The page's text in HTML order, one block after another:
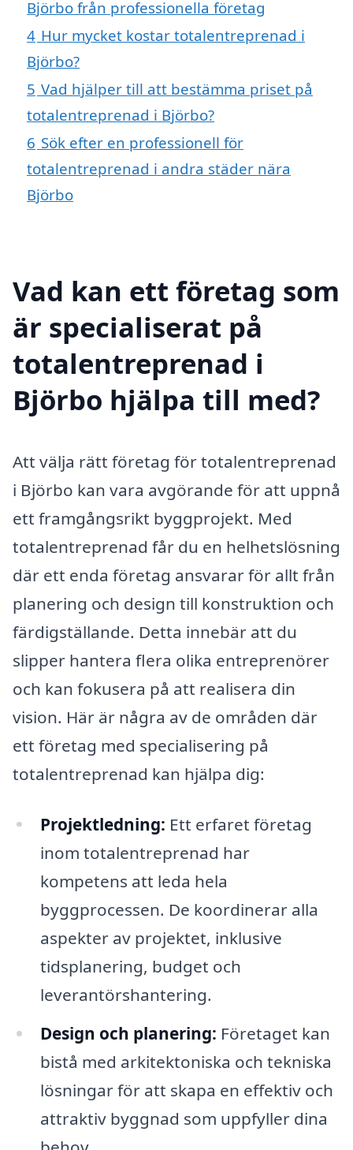
Björbo från professionella företag
4 Hur mycket kostar totalentreprenad i
Björbo?
5 Vad hjälper till att bestämma priset på
totalentreprenad i Björbo?
6 Sök efter en professionell för
totalentreprenad i andra städer nära
Björbo
Vad kan ett företag som
är specialiserat på
totalentreprenad i
Björbo hjälpa till med?
Att välja rätt företag för totalentreprenad
i Björbo kan vara avgörande för att uppnå
ett framgångsrikt byggprojekt. Med
totalentreprenad får du en helhetslösning
där ett enda företag ansvarar för allt från
planering och design till konstruktion och
färdigställande. Detta innebär att du
slipper hantera flera olika entreprenörer
och kan fokusera på att realisera din
vision. Här är några av de områden där
ett företag med specialisering på
totalentreprenad kan hjälpa dig:
Projektledning: Ett erfaret företag
inom totalentreprenad har
kompetens att leda hela
byggprocessen. De koordinerar alla
aspekter av projektet, inklusive
tidsplanering, budget och
leverantörshantering.
Design och planering: Företaget kan
bistå med arkitektoniska och tekniska
lösningar för att skapa en effektiv och
attraktiv byggnad som uppfyller dina